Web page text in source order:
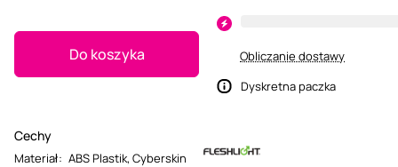
Do koszyka
Cechy
Materiał: ABS Plastik, Cyberskin
Obliczanie dostawy
Dyskretna paczka